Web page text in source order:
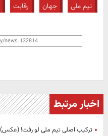
تیم ملی جهان رقابت
اخبار مرتبط
ترکیب اصلی تیم ملی لو رفت! (عکس)